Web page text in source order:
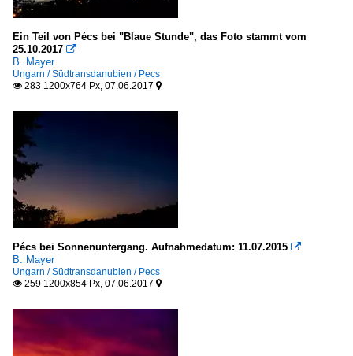
Ein Teil von Pécs bei "Blaue Stunde", das Foto stammt vom
25.10.2017 
B. Mayer
Ungarn / Südtransdanubien / Pecs
 283 1200x764 Px, 07.06.2017 
Pécs bei Sonnenuntergang. Aufnahmedatum: 11.07.2015 
B. Mayer
Ungarn / Südtransdanubien / Pecs
 259 1200x854 Px, 07.06.2017 